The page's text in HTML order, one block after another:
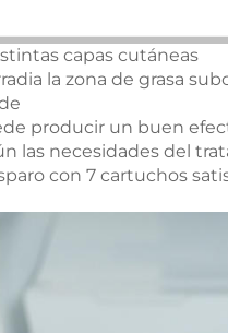
capas cutáneas
la zona de grasa
producir un buen
las necesidades del
con 7 cartuchos